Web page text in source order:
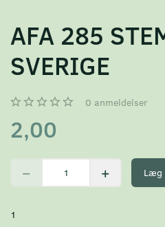
AFA 285
SVERIGE
0 anmeldelser
2,00
Læg
1